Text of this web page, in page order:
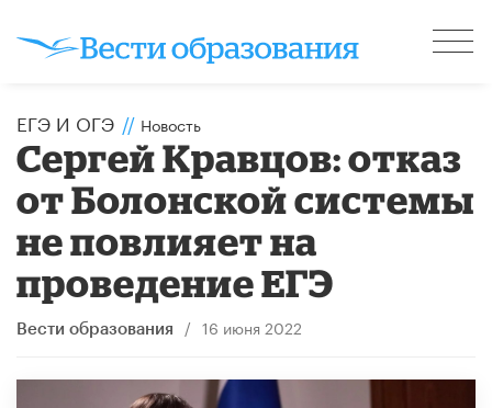
ЕГЭ И ОГЭ // Новость
Сергей Кравцов: отказ
от Болонской системы
не повлияет на
проведение ЕГЭ
Вести образования / 16 июня 2022